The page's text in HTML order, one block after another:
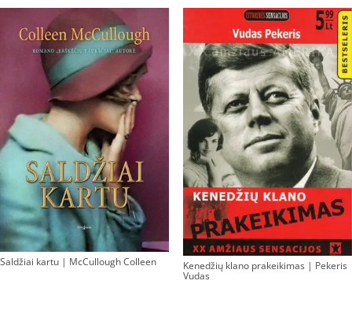
Saldžiai kartu | McCullough Colleen Kenedžių klano prakeikimas | Pekeris
Vudas